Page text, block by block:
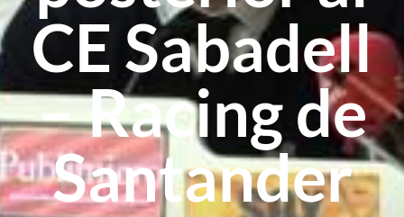
CE Sabadell
– Racing de
Santander